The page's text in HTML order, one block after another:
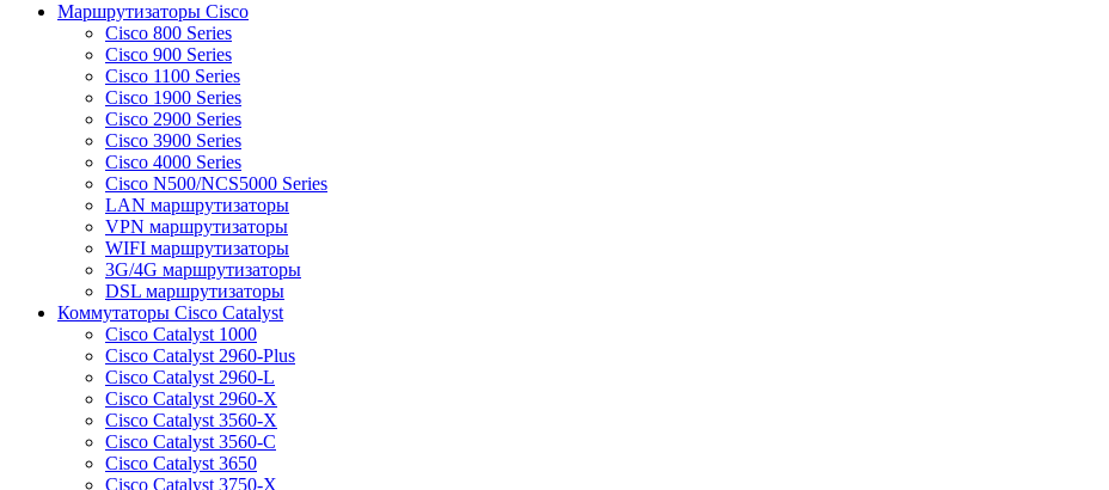
Маршрутизаторы Cisco
Cisco 800 Series
Cisco 900 Series
Cisco 1100 Series
Cisco 1900 Series
Cisco 2900 Series
Cisco 3900 Series
Cisco 4000 Series
Cisco N500/NCS5000 Series
LAN маршрутизаторы
VPN маршрутизаторы
WIFI маршрутизаторы
3G/4G маршрутизаторы
DSL маршрутизаторы
Коммутаторы Cisco Catalyst
Cisco Catalyst 1000
Cisco Catalyst 2960-Plus
Cisco Catalyst 2960-L
Cisco Catalyst 2960-X
Cisco Catalyst 3560-X
Cisco Catalyst 3560-C
Cisco Catalyst 3650
Cisco Catalyst 3750-X